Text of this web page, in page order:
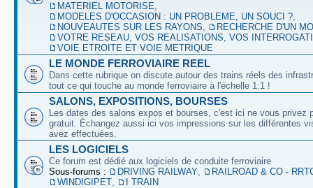
MATERIEL MOTORISE,
MODELES D'OCCASION : UN PROBLEME, UN SOUCI ?,
NOUVEAUTES SUR LES RAYONS,
RECHERCHE D'UN
VOTRE RESEAU, VOS REALISATIONS, VOS
VOIE ETROITE ET VOIE METRIQUE
LE MONDE FERROVIAIRE REEL
Dans cette rubrique on discute autour des trains réels des
tout ce qui touche au monde ferroviaire à l'échelle 1:1 !
SALONS, EXPOSITIONS, BOURSES
Les dates des salons expos et bourses, c'est ici ne vous privez
gratuit. Échangez aussi ici vos impressions sur les différentes
avez effectuées.
LES LOGICIELS
Ce forum est dédié aux logiciels de conduite ferroviaire
Sous-forums :
DRIVING RAILWAY,
RAILROAD & CO -
WINDIGIPET, I TRAIN